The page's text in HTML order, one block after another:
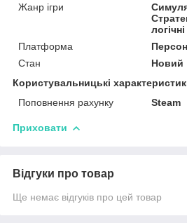
Жанр ігри
логічні
Платформа
Стан
Новий
Користувальницькі
Поповнення рахунку
Steam
Приховати
Відгуки про товар
Ще немає відгуків про цей товар